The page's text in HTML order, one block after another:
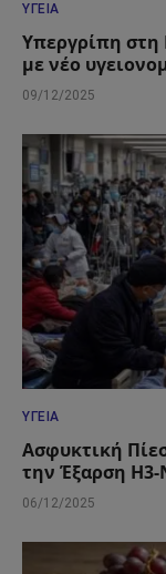
ΥΓΕΊΑ
Υπεργρίπη στη
με νέο
09/12/2025
ΥΓΕΊΑ
Ασφυκτική
την Έξαρση H3-
06/12/2025